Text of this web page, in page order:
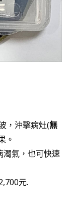
，沖擊病灶(無
。
濁氣，也可快速
元.